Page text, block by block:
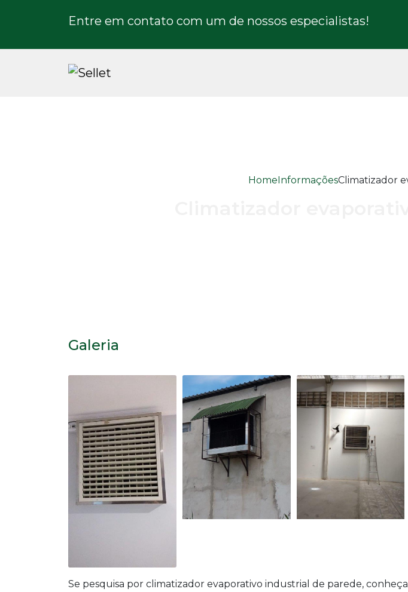
Entre em contato com um de nossos especialistas!
Home InformaçõesClimatizador
Galeria
Se pesquisa por climatizador evaporativo industrial de parede,